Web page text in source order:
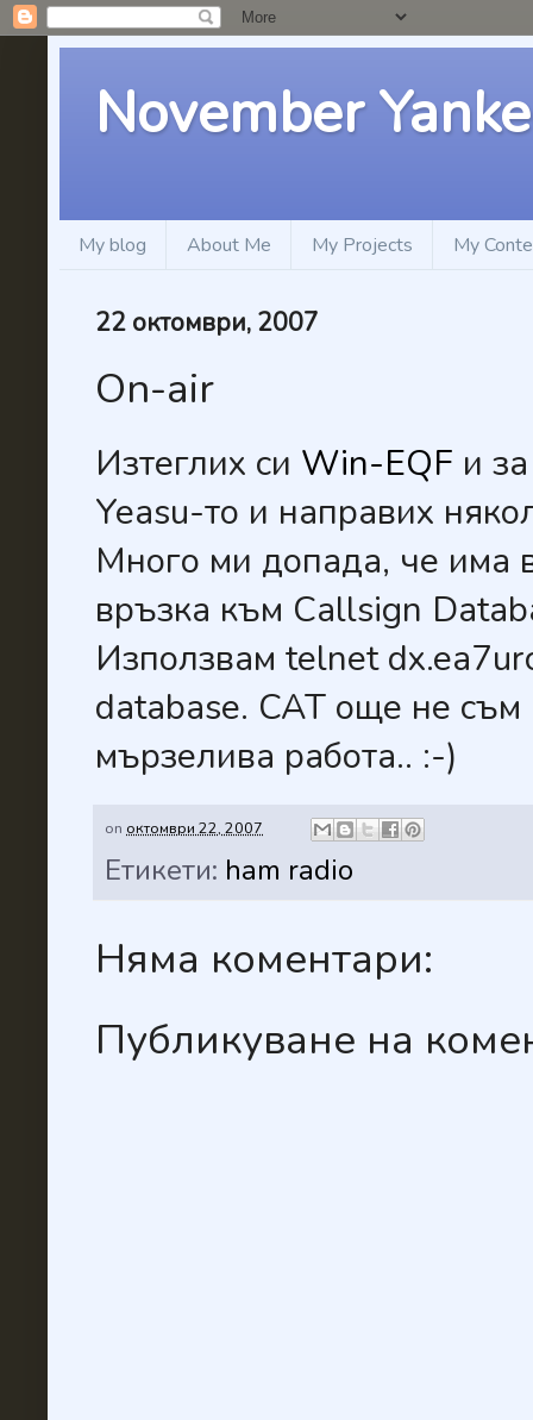
November
My blog About Me My Projects My
22 октомври, 2007
On-air
Изтеглих си Win-EQF и
Yeasu-то и направих
Много ми допада, че има
връзка към Callsign
Използвам telnet
database. CAT още не съм
мързелива работа.. :-)
on октомври 22, 2007
Етикети: ham radio
Няма коментари:
Публикуване на